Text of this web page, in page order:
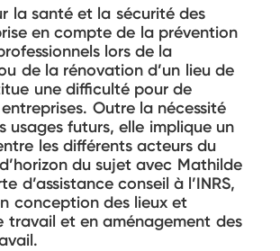
la santé et la sécurité des
en compte de la prévention
lors de la
de la rénovation d’un lieu de
une difficulté pour de
Outre la nécessité
usages futurs, elle implique un
les différents acteurs du
du sujet avec Mathilde
d’assistance conseil à l’INRS,
conception des lieux et
travail et en aménagement des